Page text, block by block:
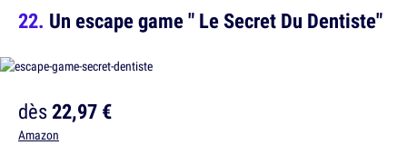
Un escape game " Le Secret Du Dentiste"
dès22,97 €
Amazon